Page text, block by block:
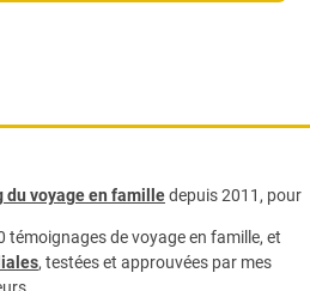
du voyage en familledepuis 2011, pour
témoignages devoyage en famille, et
, testées et approuvées par mes